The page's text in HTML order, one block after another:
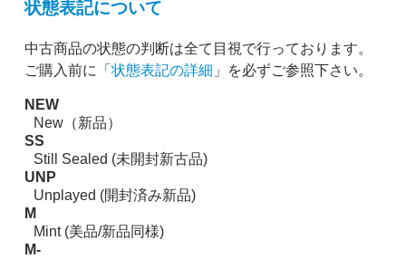
状態表記について
中古商品の状態の判断は全て目視で行っております。
ご購入前に「 状態表記の詳細 」を必ずご参照下さい。
NEW
New（新品）
SS
Still Sealed (未開封新古品)
UNP
Unplayed (開封済み新品)
M
Mint (美品/新品同様)
M-